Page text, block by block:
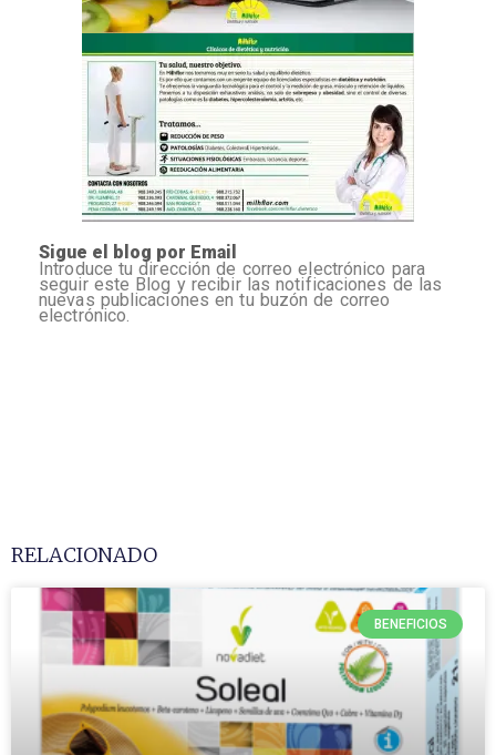
Sigue el blog por Email
Introduce tu dirección de correo electrónico para
seguir este Blog y recibir las notificaciones de las
nuevas publicaciones en tu buzón de correo
electrónico.
RELACIONADO
BENEFICIOS